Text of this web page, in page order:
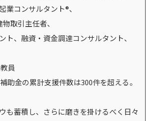
業コンサルタント®、
取引主任者、
ト、融資・資金調達コンサルタント、
員
助金の累計支援件数は300件を超える。
も蓄積し、さらに磨きを掛けるべく日々